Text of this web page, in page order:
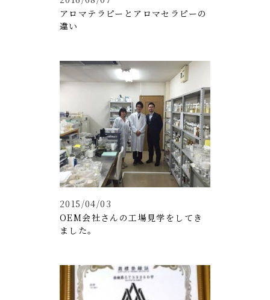
アロマテラピーとアロマセラピーの
違い
OEM会社さんの工場見学をしてき
ました。
2015/04/03